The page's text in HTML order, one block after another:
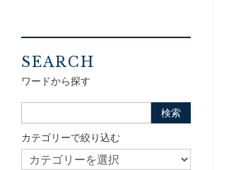
SEARCH
ワードから探す
カテゴリーで絞り込む